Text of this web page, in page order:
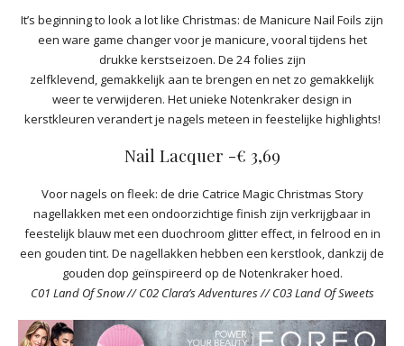
It’s beginning to look a lot like Christmas: de Manicure Nail Foils zijn
een ware game changer voor je manicure, vooral tijdens het
drukke kerstseizoen. De 24 folies zijn
zelfklevend, gemakkelijk aan te brengen en net zo gemakkelijk
weer te verwijderen. Het unieke Notenkraker design in
kerstkleuren verandert je nagels meteen in feestelijke highlights!
Nail Lacquer -€ 3,69
Voor nagels on fleek: de drie Catrice Magic Christmas Story
nagellakken met een ondoorzichtige finish zijn verkrijgbaar in
feestelijk blauw met een duochroom glitter effect, in felrood en in
een gouden tint. De nagellakken hebben een kerstlook, dankzij de
gouden dop geïnspireerd op de Notenkraker hoed.
C01 Land Of Snow // C02 Clara’s Adventures // C03 Land Of Sweets